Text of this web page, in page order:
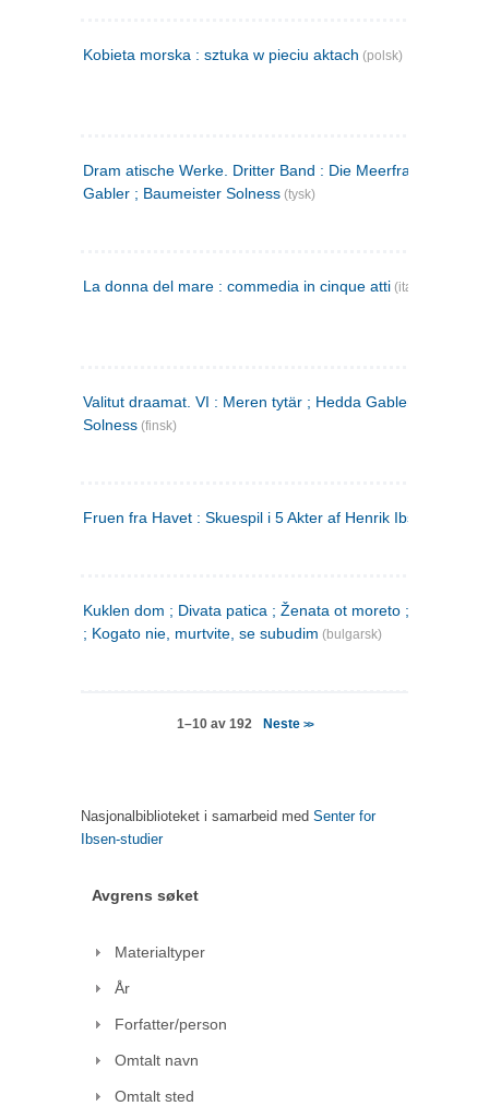
Kobieta morska : sztuka w pieciu aktach (polsk)
Dram atische Werke. Dritter Band : Die Meerfrau ; Hedda
Gabler ; Baumeister Solness (tysk)
La donna del mare : commedia in cinque atti (italiensk)
Valitut draamat. VI : Meren tytär ; Hedda Gabler ;
Solness (finsk)
Fruen fra Havet : Skuespil i 5 Akter af Henrik Ibsen
Kuklen dom ; Divata patica ; Ženata ot moreto ; Malkijat
; Kogato nie, murtvite, se subudim (bulgarsk)
1–10 av 192 Neste >>
Nasjonalbiblioteket i samarbeid med Senter for
Ibsen-studier
Avgrens søket
Materialtyper
År
Forfatter/person
Omtalt navn
Omtalt sted